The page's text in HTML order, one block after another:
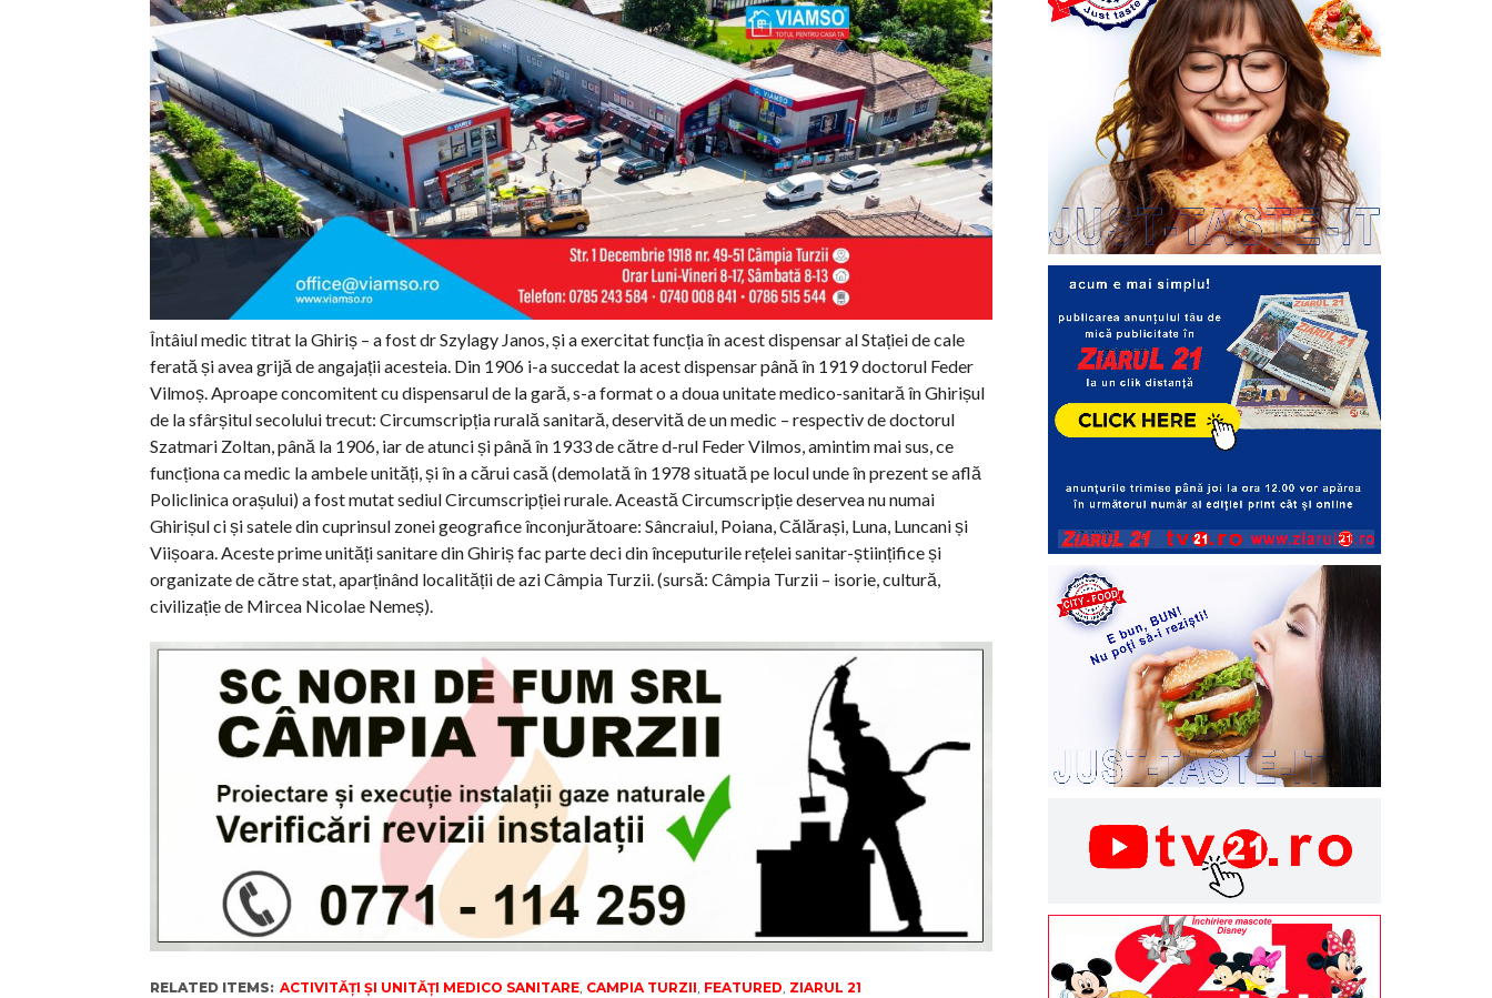
Întâiul medic titrat la Ghiriș – a fost dr Szylagy Janos, și a exercitat funcția în acest dispensar al Stației de cale
ferată și avea grijă de angajații acesteia. Din 1906 i-a succedat la acest dispensar până în 1919 doctorul Feder
Vilmoș. Aproape concomitent cu dispensarul de la gară, s-a format o a doua unitate medico-sanitară în Ghirișul
de la sfârșitul secolului trecut: Circumscripția rurală sanitară, deservită de un medic – respectiv de doctorul
Szatmari Zoltan, până la 1906, iar de atunci și până în 1933 de către d-rul Feder Vilmos, amintim mai sus, ce
funcționa ca medic la ambele unități, și în a cărui casă (demolată în 1978 situată pe locul unde în prezent se află
Policlinica orașului) a fost mutat sediul Circumscripției rurale. Această Circumscripție deservea nu numai
Ghirișul ci și satele din cuprinsul zonei geografice înconjurătoare: Sâncraiul, Poiana, Călărași, Luna, Luncani și
Viișoara. Aceste prime unități sanitare din Ghiriș fac parte deci din începuturile rețelei sanitar-științifice și
organizate de către stat, aparținând localității de azi Câmpia Turzii. (sursă: Câmpia Turzii – isorie, cultură,
civilizație de Mircea Nicolae Nemeș).
RELATED ITEMS: ACTIVITĂȚI ȘI UNITĂȚI MEDICO SANITARE, CAMPIA TURZII, FEATURED, ZIARUL 21